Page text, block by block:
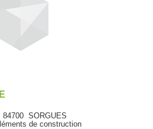
84700 SORGUES
de construction